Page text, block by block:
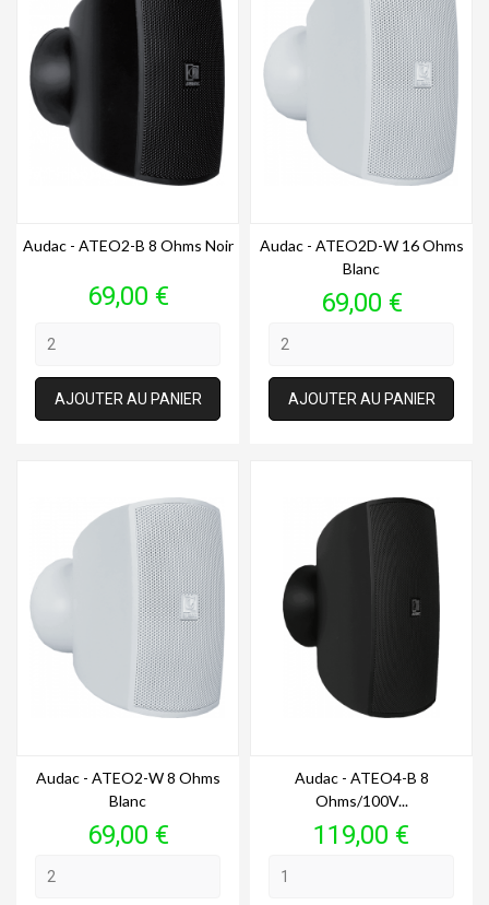
Audac - ATEO2-B 8 Ohms Noir
Prix
69,00 €
AJOUTER AU PANIER
Audac - ATEO2D-W 16 Ohms
Blanc
Prix
69,00 €
AJOUTER AU PANIER
Audac - ATEO2-W 8 Ohms
Blanc
Prix
69,00 €
Audac - ATEO4-B 8
Ohms/100V...
Prix
119,00 €